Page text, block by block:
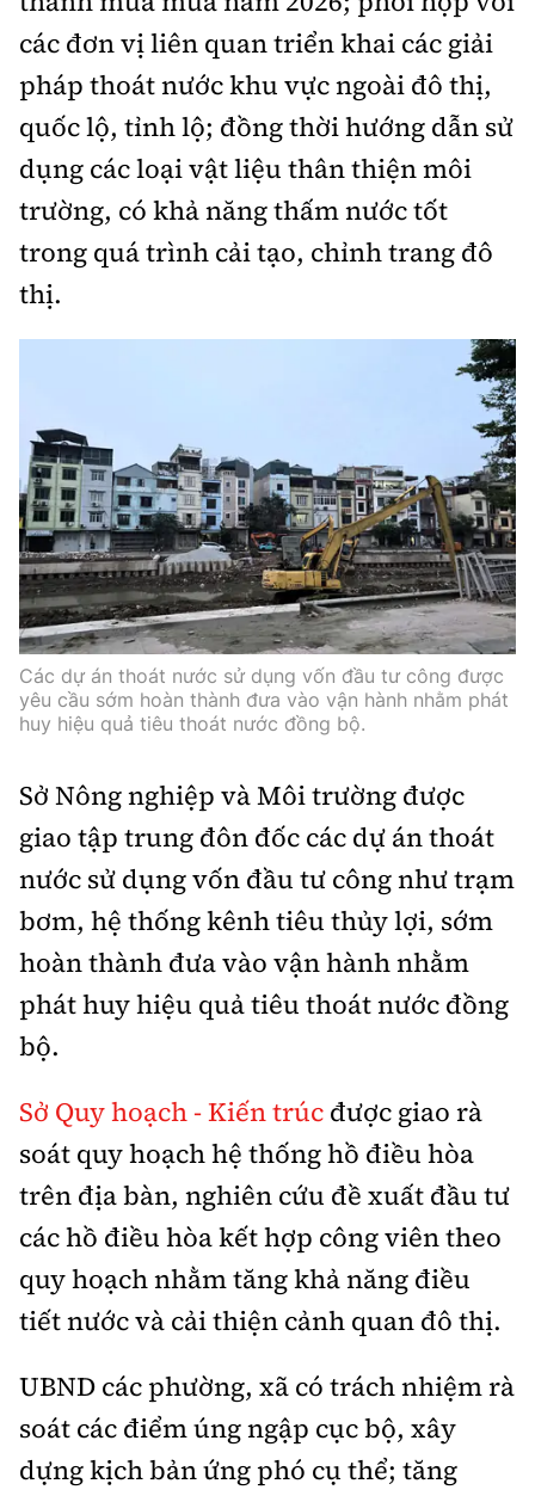
các đơn vị liên quan triển khai các giải
pháp thoát nước khu vực ngoài đô thị,
quốc lộ, tỉnh lộ; đồng thời hướng dẫn sử
dụng các loại vật liệu thân thiện môi
trường, có khả năng thấm nước tốt
trong quá trình cải tạo, chỉnh trang đô
thị.
Các dự án thoát nước sử dụng vốn đầu tư công được
yêu cầu sớm hoàn thành đưa vào vận hành nhằm phát
huy hiệu quả tiêu thoát nước đồng bộ.
Sở Nông nghiệp và Môi trường được
giao tập trung đôn đốc các dự án thoát
nước sử dụng vốn đầu tư công như trạm
bơm, hệ thống kênh tiêu thủy lợi, sớm
hoàn thành đưa vào vận hành nhằm
phát huy hiệu quả tiêu thoát nước đồng
bộ.
Sở Quy hoạch - Kiến trúc được giao rà
soát quy hoạch hệ thống hồ điều hòa
trên địa bàn, nghiên cứu đề xuất đầu tư
các hồ điều hòa kết hợp công viên theo
quy hoạch nhằm tăng khả năng điều
tiết nước và cải thiện cảnh quan đô thị.
UBND các phường, xã có trách nhiệm rà
soát các điểm úng ngập cục bộ, xây
dựng kịch bản ứng phó cụ thể; tăng